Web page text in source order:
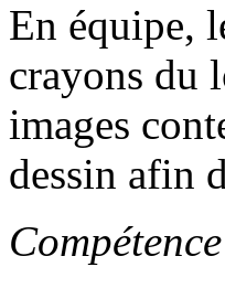
En équipe,
crayons du
images
dessin afin